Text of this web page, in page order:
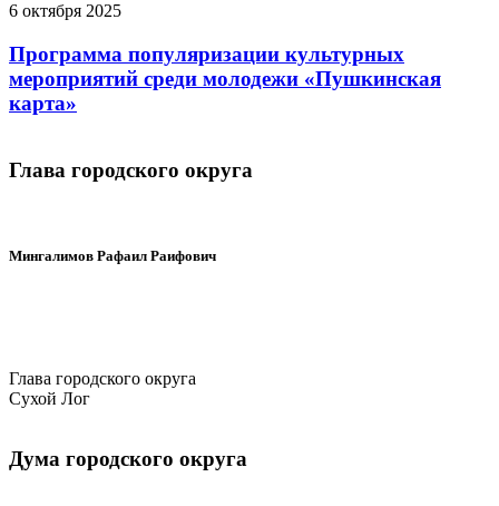
6 октября 2025
Программа популяризации культурных
мероприятий среди молодежи «Пушкинская
карта»
Глава городского округа
Мингалимов Рафаил Раифович
Глава городского округа
Сухой Лог
Дума городского округа